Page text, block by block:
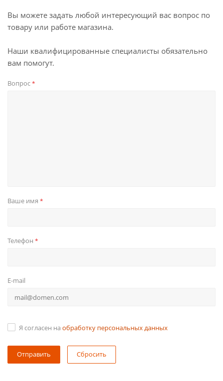
Вы можете задать любой интересующий вас вопрос по
товару или работе магазина.
Наши квалифицированные специалисты обязательно
вам помогут.
Вопрос*
Ваше имя *
Телефон *
E-mail
Я согласен на обработку персональных данных
Сбросить